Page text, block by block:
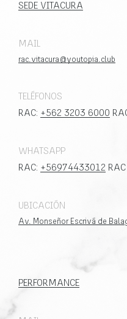
SEDE VITACURA
MAIL
rac.vitacura@youtopia.club
TELÉFONOS
RAC: +562 3203 6000
WHATSAPP
RAC: +56974433012
UBICACIÓN
Av. Monseñor Escrivá de
PERFORMANCE